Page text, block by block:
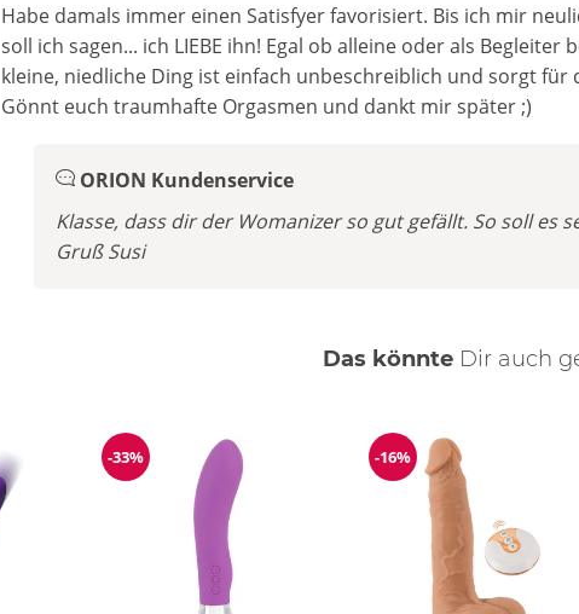
Habe damals immer einen Satisfyer favorisiert. Bis ich mir
soll ich sagen... ich LIEBE ihn! Egal ob alleine oder als
kleine, niedliche Ding ist einfach unbeschreiblich und sorgt für
Gönnt euch traumhafte Orgasmen und dankt mir später ;)
ORION Kundenservice
Klasse, dass dir der Womanizer so gut gefällt. So soll es
Gruß Susi
Das könnte Dir auch
Reduzierung
-33% Reduzierung
-16%